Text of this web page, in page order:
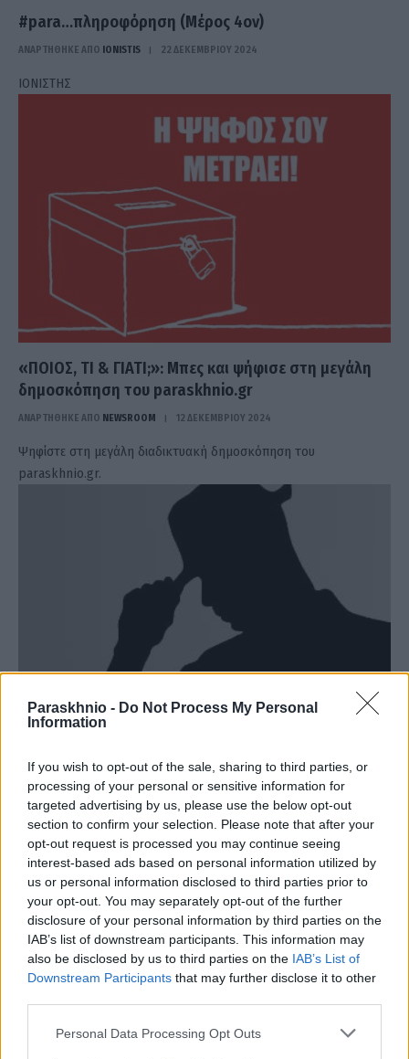
Paraskhnio - Do Not Process My Personal
Information
If you wish to opt-out of the sale, sharing to third parties, or
processing of your personal or sensitive information for
targeted advertising by us, please use the below opt-out
section to confirm your selection. Please note that after your
opt-out request is processed you may continue seeing
interest-based ads based on personal information utilized by
us or personal information disclosed to third parties prior to
your opt-out. You may separately opt-out of the further
disclosure of your personal information by third parties on the
IAB’s list of downstream participants. This information may
also be disclosed by us to third parties on the IAB’s List of
Downstream Participants that may further disclose it to other
Please note that this website/app uses one or more Google
Personal Data Processing Opt Outs
#para…πληροφόρηση (Μέρος 4ον)
ΑΝΑΡΤΗΘΗΚΕ ΑΠΟ IONISTIS 22 ΔΕΚΕΜΒΡΊΟΥ 2024
ΙΟΝΙΣΤΗΣ
«ΠΟΙΟΣ, ΤΙ & ΓΙΑΤΙ;»: Μπες και ψήφισε στη μεγάλη
δημοσκόπηση του paraskhnio.gr
ΑΝΑΡΤΗΘΗΚΕ ΑΠΟ NEWSROOM 12 ΔΕΚΕΜΒΡΊΟΥ 2024
Ψηφίστε στη μεγάλη διαδικτυακή δημοσκόπηση του
paraskhnio.gr.
#para…πληροφόρηση
ΑΝΑΡΤΗΘΗΚΕ ΑΠΟIONISTIS 2 ΔΕΚΕΜΒΡΊΟΥ 2024
ΙΟΝΙΣΤΗΣ